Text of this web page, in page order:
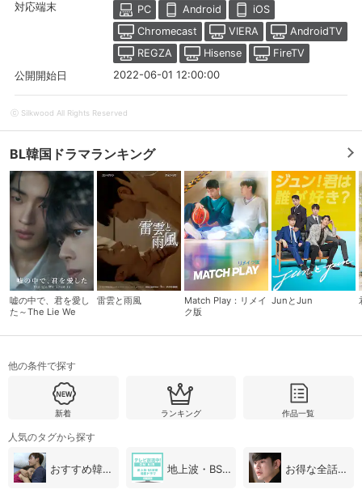
会員情報 閉じる
ジットカード情報の変更が可能です。
決済方法変更 決済方法の変更が可能です。
購入明細 ４ヵ月分の購入明細の確認が可能です。
Myクーポン
現在獲得済みのお得なクーポンを確認でき
ます。
レンタル、購入、定額見放題の購入履歴の
確認が可能です。こちらから視聴いただく
と便利です。
能です。
閲覧履歴
サイト内で表示される作品の表示制限が可
対応端末 PC Android
iOS
Chromecast
VIERA
AndroidTV
REGZA
Hisense
FireTV
公開開始日
2022-06-01 12:00:00
ⓒ Silkwood All Rights Reserved
BL韓国ドラマランキング
嘘の中で、君を愛し
た～The Lie We
雷雲と雨風
Match Play：リメイ
ク版
JunとJun
他の条件で探す
新着 ランキング 作品一覧
人気のタグから探す
おすすめ韓国ドラマ 地上波・BS放送（韓国ドラマ） お得な全話パック